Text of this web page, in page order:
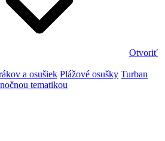
Otvoriť
a osušiek Plážové osušky Turban
tematikou